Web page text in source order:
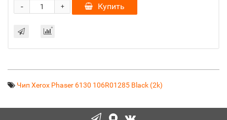
+
- Купить
Чип Xerox Phaser 6130 106R01285 Black (2k)